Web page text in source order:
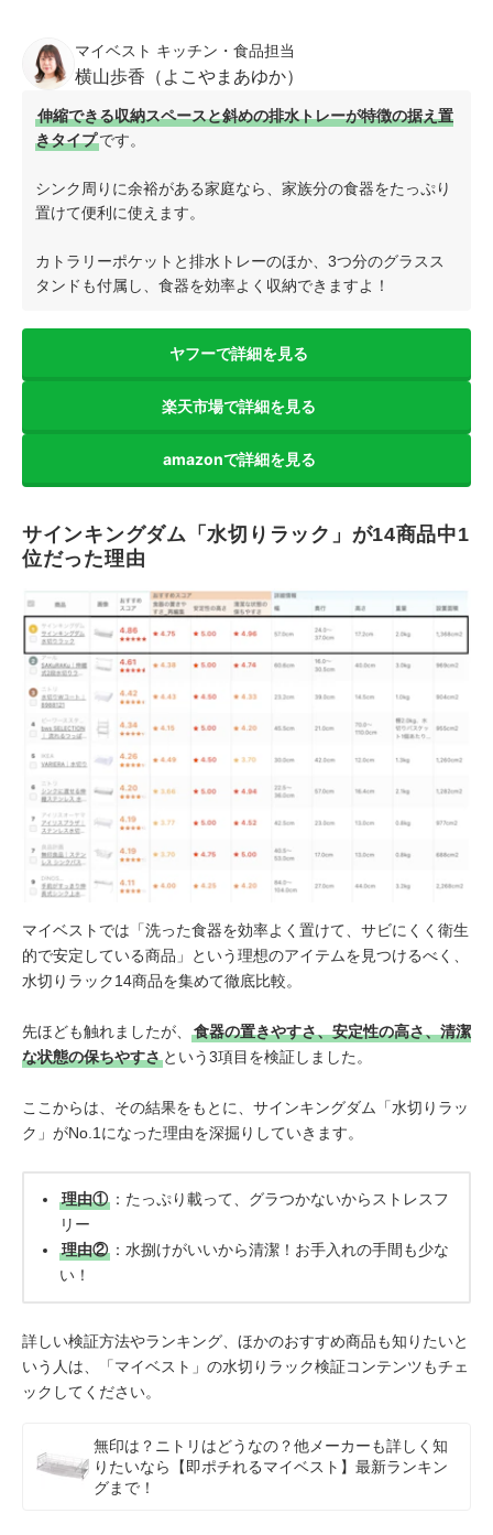
マイベスト キッチン・食品担当
横山歩香（よこやまあゆか）
伸縮できる収納スペースと斜めの排水トレーが特徴の据え置
きタイプです。
シンク周りに余裕がある家庭なら、家族分の食器をたっぷり
置けて便利に使えます。
カトラリーポケットと排水トレーのほか、3つ分のグラスス
タンドも付属し、食器を効率よく収納できますよ！
ヤフーで詳細を見る
楽天市場で詳細を見る
amazonで詳細を見る
サインキングダム「水切りラック」が14商品中1
位だった理由
マイベストでは「洗った食器を効率よく置けて、サビにくく衛生
的で安定している商品」という理想のアイテムを見つけるべく、
水切りラック14商品を集めて徹底比較。
先ほども触れましたが、
食器の置きやすさ、安定性の高さ、清潔
な状態の保ちやすさ という3項目を検証しました。
ここからは、その結果をもとに、サインキングダム「水切りラッ
ク」がNo.1になった理由を深掘りしていきます。
理由① ：たっぷり載って、グラつかないからストレスフ
リー
理由② ：水捌けがいいから清潔！お手入れの手間も少な
い！
詳しい検証方法やランキング、ほかのおすすめ商品も知りたいと
いう人は、「マイベスト」の水切りラック検証コンテンツもチェ
ックしてください。
無印は？ニトリはどうなの？他メーカーも詳しく知
りたいなら【即ポチれるマイベスト】最新ランキン
グまで！